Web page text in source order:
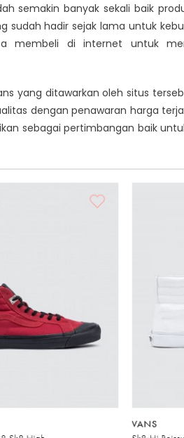
semakin banyak sekali baik
sudah hadir sejak lama untuk
membeli di internet untuk
yang ditawarkan oleh situs
dengan penawaran harga
sebagai pertimbangan baik